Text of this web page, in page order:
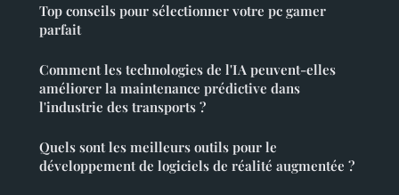
Top conseils pour sélectionner votre pc gamer
parfait
Comment les technologies de l'IA peuvent-elles
améliorer la maintenance prédictive dans
l'industrie des transports ?
Quels sont les meilleurs outils pour le
développement de logiciels de réalité augmentée ?